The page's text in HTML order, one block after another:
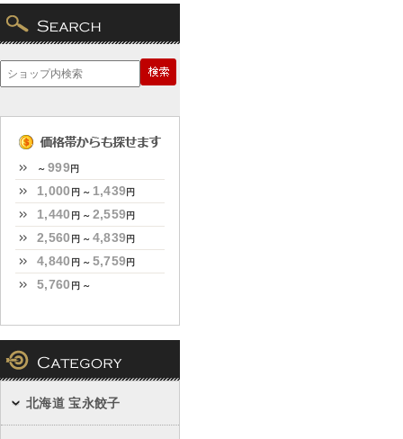
～ 999円
1,000 円 ～ 1,439円
1,440 円 ～ 2,559円
2,560 円 ～ 4,839円
4,840 円 ～ 5,759円
5,760 円 ～
北海道 宝永餃子